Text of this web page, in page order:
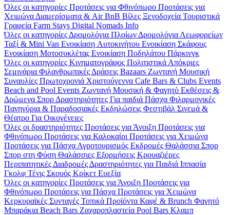
Όλες οι κατηγορίες Προτάσεις για Φθινόπωρο Προτάσεις για
Χειμώνα Διαμερίσματα & Air BnB Βίλες Ξενοδοχεία Τουριστικά
Γραφεία Farm Stays Digital Nomads Info
Όλες οι κατηγορίες Δρομολόγια Πλοίων Δρομολόγια Λεωφορείων
Ταξί & Μini Van Ενοικίαση Aυτοκινήτου Ενοικίαση Σκάφους
Ενοικίαση Μοτοσυκλέτας Ενοικίαση Ποδηλάτου Πάρκινγκ
Όλες οι κατηγορίες Κινηματογράφος Πολιτιστικά Απόκριες
Σεμινάρια Φιλανθρωπικές Δράσεις Bazaars Ζωντανή Μουσική
Συναυλίες Πρωτοχρονιά Χριστούγεννα Cafe Bars & Clubs Events
Beach and Pool Events Ζωντανή Μουσική & Φαγητό Εκθέσεις &
Δρώμενα Σπορ Δραστηριότητες Για παιδιά Πάσχα Φιλαρμονικές
Πανηγύρια & Παραδοσιακές Εκδηλώσεις Φεστιβάλ Σινεμά &
Θέατρο Για Οικογένειες
Όλες οι δραστηριότητες Προτάσεις για Άνοιξη Προτάσεις για
Φθινόπωρο Προτάσεις για Καλοκαίρι Προτάσεις για Χειμώνα
Προτάσεις για Πάσχα Αγροτουρισμός Εκδρομές Θαλάσσια Σπορ
Σπορ στη Φύση Θαλάσσιες Εξορμήσεις Κρουαζιέρες
Περιπατητικές Διαδρομές Δραστηριότητες για Παιδιά Ιππασία
Γκολφ Τένις Σκουός Κρίκετ Ευεξία
Όλες οι κατηγορίες Προτάσεις για Άνοιξη Προτάσεις για
Φθινόπωρο Προτάσεις για Πάσχα Προτάσεις για Χειμώνα
Κερκυραϊκές Συνταγές Τοπικά Προϊόντα Καφέ & Brunch Φαγητό
Μπαράκια Beach Bars Ζαχαροπλαστεία Pool Bars Κλαμπ